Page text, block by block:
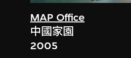
MAP Office
中國家園
2005